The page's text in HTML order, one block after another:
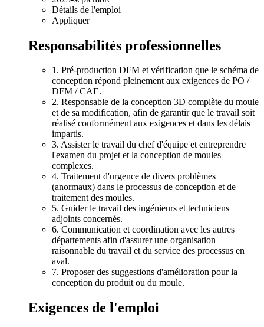
Détails de l'emploi
Appliquer
Responsabilités professionnelles
1. Pré-production DFM et vérification que le schéma de
conception répond pleinement aux exigences de PO /
DFM / CAE.
2. Responsable de la conception 3D complète du moule
et de sa modification, afin de garantir que le travail soit
réalisé conformément aux exigences et dans les délais
impartis.
3. Assister le travail du chef d'équipe et entreprendre
l'examen du projet et la conception de moules
complexes.
4. Traitement d'urgence de divers problèmes
(anormaux) dans le processus de conception et de
traitement des moules.
5. Guider le travail des ingénieurs et techniciens
adjoints concernés.
6. Communication et coordination avec les autres
départements afin d'assurer une organisation
raisonnable du travail et du service des processus en
aval.
7. Proposer des suggestions d'amélioration pour la
conception du produit ou du moule.
Exigences de l'emploi